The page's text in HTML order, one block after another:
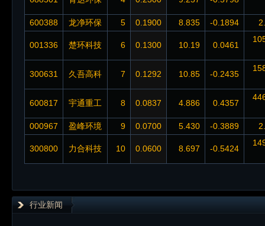
600388 龙净环保 5 0.1900 8.835 -0.1894
001336 楚环科技 6 0.1300 10.19 0.0461
300631 久吾高科 7 0.1292 10.85 -0.2435
600817 宇通重工 8 0.0837 4.886 0.4357
000967 盈峰环境 9 0.0700 5.430 -0.3889
300800 力合科技 10 0.0600 8.697 -0.5424
行业新闻